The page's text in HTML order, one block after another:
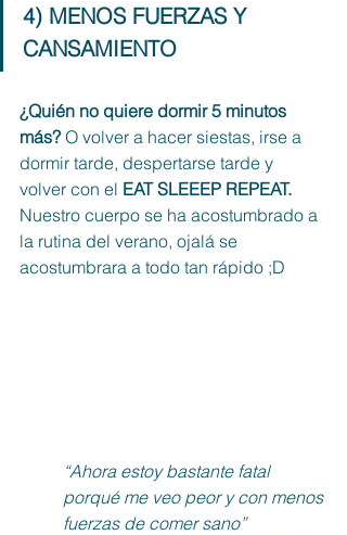
4) MENOS FUERZAS Y
CANSAMIENTO
¿Quién no quiere dormir 5 minutos
más? O volver a hacer siestas, irse a
dormir tarde, despertarse tarde y
volver con el EAT SLEEEP REPEAT.
Nuestro cuerpo se ha acostumbrado a
la rutina del verano, ojalá se
acostumbrara a todo tan rápido ;D
“Ahora estoy bastante fatal
porqué me veo peor y con menos
fuerzas de comer sano”